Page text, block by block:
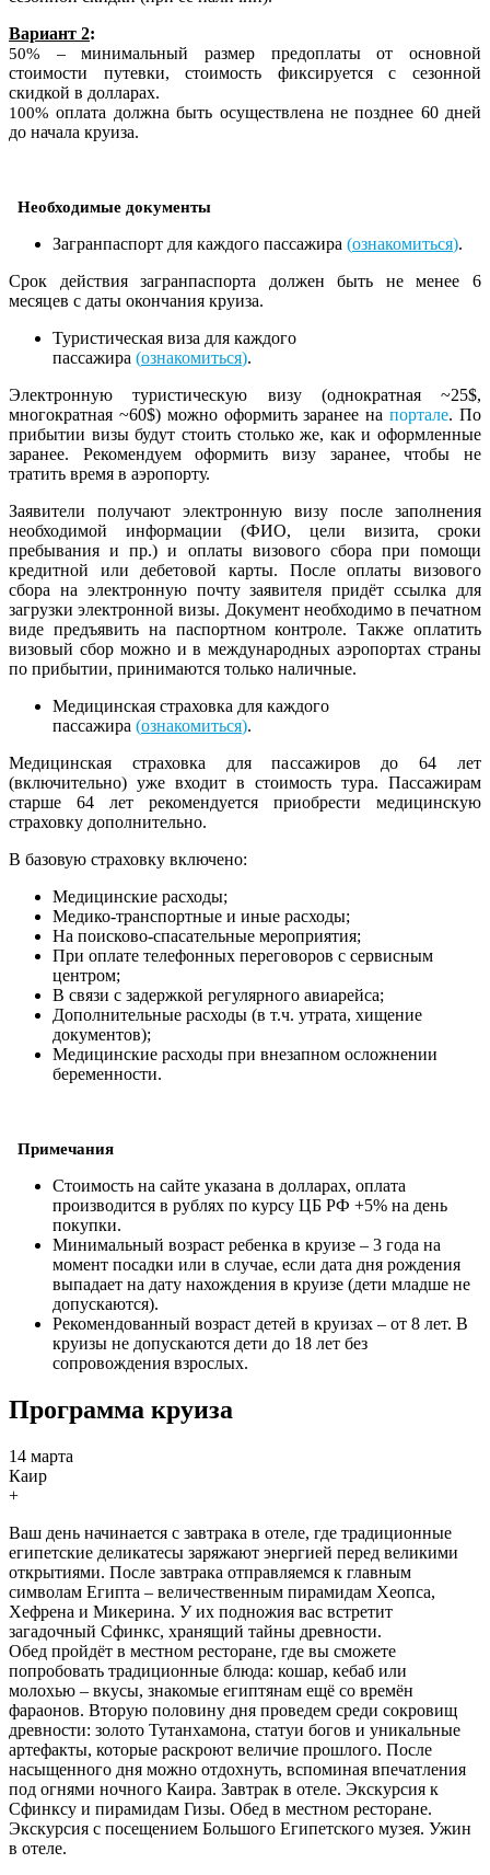
Вариант 2:
50% – минимальный размер предоплаты от основной
стоимости путевки, стоимость фиксируется с сезонной
скидкой в долларах.
100% оплата должна быть осуществлена не позднее 60 дней
до начала круиза.
Необходимые документы
Загранпаспорт для каждого пассажира (ознакомиться).
Срок действия загранпаспорта должен быть не менее 6
месяцев с даты окончания круиза.
Туристическая виза для каждого
пассажира (ознакомиться).
Электронную туристическую визу (однократная ~25$,
многократная ~60$) можно оформить заранее напортале. По
прибытии визы будут стоить столько же, как и оформленные
заранее. Рекомендуем оформить визу заранее, чтобы не
тратить время в аэропорту.
Заявители получают электронную визу после заполнения
необходимой информации (ФИО, цели визита, сроки
пребывания и пр.) и оплаты визового сбора при помощи
кредитной или дебетовой карты. После оплаты визового
сбора на электронную почту заявителя придёт ссылка для
загрузки электронной визы. Документ необходимо в печатном
виде предъявить на паспортном контроле. Также оплатить
визовый сбор можно и в международных аэропортах страны
по прибытии, принимаются только наличные.
Медицинская страховка для каждого
пассажира (ознакомиться).
Медицинская страховка для пассажиров до 64 лет
(включительно) уже входит в стоимость тура. Пассажирам
старше 64 лет рекомендуется приобрести медицинскую
страховку дополнительно.
В базовую страховку включено:
Медицинские расходы;
Медико-транспортные и иные расходы;
На поисково-спасательные мероприятия;
При оплате телефонных переговоров с сервисным
центром;
В связи с задержкой регулярного авиарейса;
Дополнительные расходы (в т.ч. утрата, хищение
документов);
Медицинские расходы при внезапном осложнении
беременности.
Примечания
Стоимость на сайте указана в долларах, оплата
производится в рублях по курсу ЦБ РФ +5% на день
покупки.
Минимальный возраст ребенка в круизе – 3 года на
момент посадки или в случае, если дата дня рождения
выпадает на дату нахождения в круизе (дети младше не
допускаются).
Рекомендованный возраст детей в круизах – от 8 лет. В
круизы не допускаются дети до 18 лет без
сопровождения взрослых.
Программа круиза
14 марта
Каир
+
Ваш день начинается с завтрака в отеле, где традиционные
египетские деликатесы заряжают энергией перед великими
открытиями. После завтрака отправляемся к главным
символам Египта – величественным пирамидам Хеопса,
Хефрена и Микерина. У их подножия вас встретит
загадочный Сфинкс, хранящий тайны древности.
Обед пройдёт в местном ресторане, где вы сможете
попробовать традиционные блюда: кошар, кебаб или
молохью – вкусы, знакомые египтянам ещё со времён
фараонов. Вторую половину дня проведем среди сокровищ
древности: золото Тутанхамона, статуи богов и уникальные
артефакты, которые раскроют величие прошлого. После
насыщенного дня можно отдохнуть, вспоминая впечатления
под огнями ночного Каира. Завтрак в отеле. Экскурсия к
Сфинксу и пирамидам Гизы. Обед в местном ресторане.
Экскурсия с посещением Большого Египетского музея. Ужин
в отеле.